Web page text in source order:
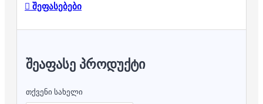
შეფასებები
ᲨᲔᲐᲤᲐᲡᲔ ᲞᲠᲝᲓᲣᲥᲢᲘ
თქვენი სახელი